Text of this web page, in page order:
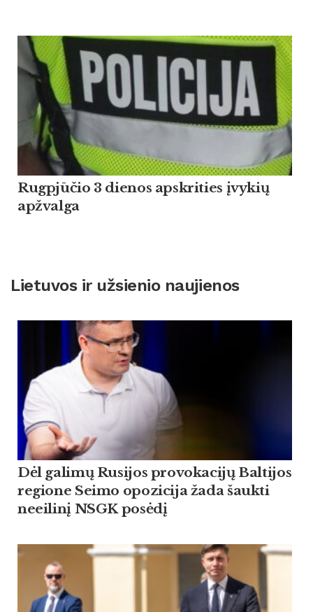
Rugpjūčio 3 dienos apskrities įvykių
apžvalga
Lietuvos ir užsienio naujienos
Dėl galimų Rusijos provokacijų Baltijos
regione Seimo opozicija žada šaukti
neeilinį NSGK posėdį